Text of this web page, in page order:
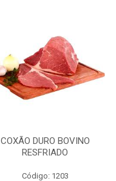
COXÃO DURO BOVINO
RESFRIADO
Código: 1203